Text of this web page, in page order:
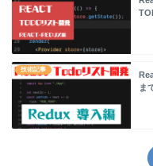
技術記事
ま